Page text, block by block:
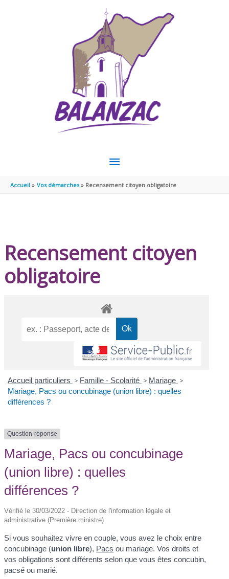
MENU
PRINCIPAL
Accueil Vos démarches Recensement citoyen obligatoire
Recensement citoyen
obligatoire
Accueil particuliers > Famille - Scolarité > Mariage >
Mariage, Pacs ou concubinage (union libre) : quelles
différences ?
Question-réponse
Mariage, Pacs ou concubinage
(union libre) : quelles
différences ?
Vérifié le 30/03/2022 - Direction de l'information légale et
administrative (Première ministre)
Si vous souhaitez vivre en couple, vous avez le choix entre
concubinage (union libre), Pacs ou mariage. Vos droits et
vos obligations sont différents selon que vous êtes concubin,
pacsé ou marié.